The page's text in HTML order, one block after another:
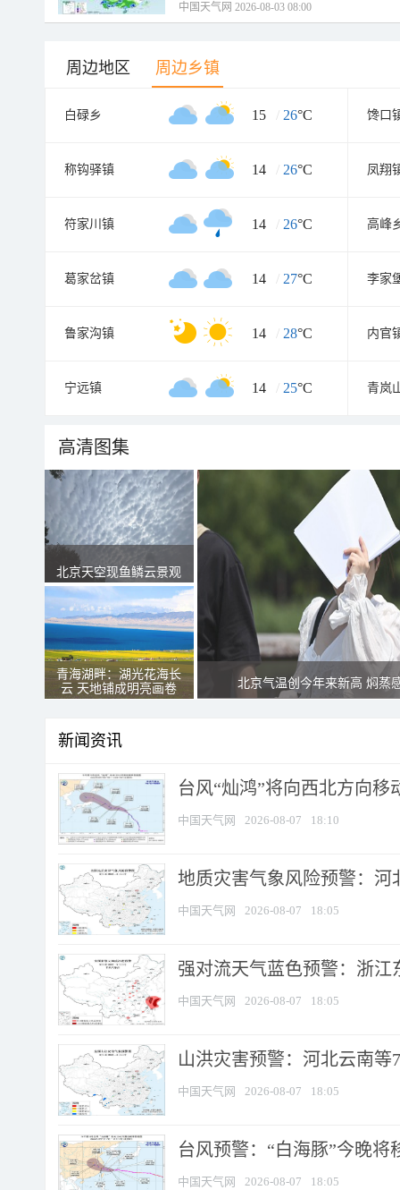
中国天气网 2026-08-03 08:00
周边地区 周边乡镇
白碌乡 15 / 26°C 馋口
称钩驿镇 14 / 26°C 凤翔
符家川镇 14 / 26°C 高峰
葛家岔镇 14 / 27°C 李家
鲁家沟镇 14 / 28°C 内官
宁远镇 14 / 25°C 青岚
高清图集
北京天空现鱼鳞云景观
青海湖畔：湖光花海长
云 天地铺成明亮画卷
北京气温创今年来新高 焖蒸
新闻资讯
台风“灿鸿”将向西北方向移
中国天气网 2026-08-07 18:10
地质灾害气象风险预警：河
中国天气网 2026-08-07 18:05
强对流天气蓝色预警：浙江
中国天气网 2026-08-07 18:05
山洪灾害预警：河北云南
中国天气网 2026-08-07 18:05
台风预警：“白海豚”今晚将
中国天气网 2026-08-07 18:05